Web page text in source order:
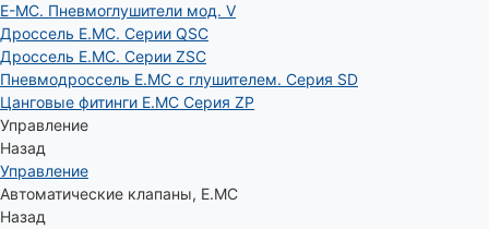
E-MC. Пневмоглушители мод. V
Дроссель E.MC. Серии QSC
Дроссель E.MC. Серии ZSC
Пневмодроссель E.MC с глушителем. Серия SD
Цанговые фитинги E.MC Серия ZP
Управление
Назад
Управление
Автоматические клапаны, Е.МС
Назад